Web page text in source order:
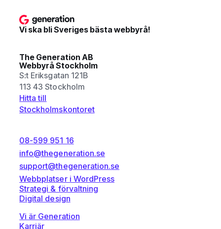
Vi ska bli Sveriges bästa webbyrå!
The Generation AB
Webbyrå Stockholm
S:t Eriksgatan 121B
113 43 Stockholm
Hitta till
Stockholmskontoret
08-599 951 16
info@thegeneration.se
support@thegeneration.se
Webbplatser i WordPress
Strategi & förvaltning
Digital design
Vi är Generation
Karriär